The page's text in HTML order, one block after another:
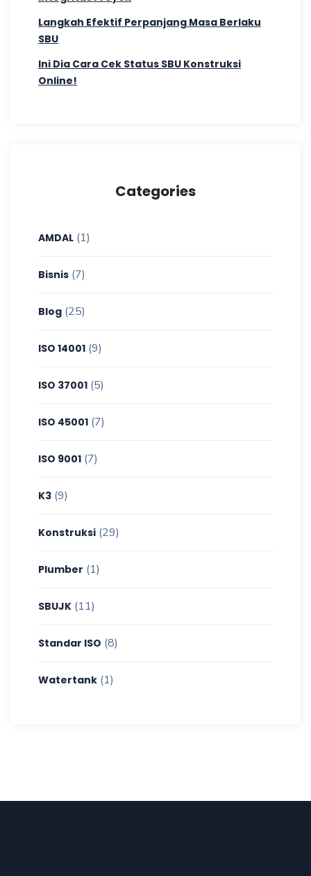
Langkah Efektif Perpanjang Masa Berlaku
SBU
Ini Dia Cara Cek Status SBU Konstruksi
Online!
Categories
AMDAL (1)
Bisnis (7)
Blog (25)
ISO 14001 (9)
ISO 37001 (5)
ISO 45001 (7)
ISO 9001 (7)
K3 (9)
Konstruksi (29)
Plumber (1)
SBUJK (11)
Standar ISO (8)
Watertank (1)